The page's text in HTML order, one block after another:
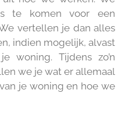
te komen voor een
vertellen je dan alles
indien mogelijk, alvast
woning. Tijdens zo’n
we je wat er allemaal
je woning en hoe we